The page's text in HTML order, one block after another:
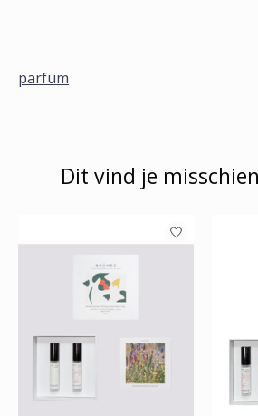
parfum
Dit vind je
Items van productcarrousel